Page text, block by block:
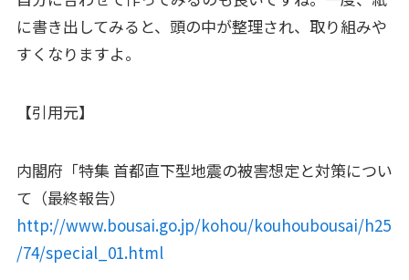
に書き出してみると、頭の中が整理され、取り組みや
すくなりますよ。
【引用元】
内閣府「特集 首都直下型地震の被害想定と対策につい
て（最終報告）
http://www.bousai.go.jp/kohou/kouhoubousai/h25
/74/special_01.html